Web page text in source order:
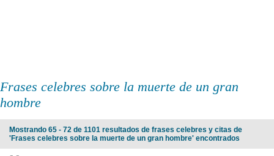
Frases celebres sobre la muerte de un gran
hombre
Mostrando 65 - 72 de 1101 resultados de frases celebres y citas de
'Frases celebres sobre la muerte de un gran hombre' encontrados